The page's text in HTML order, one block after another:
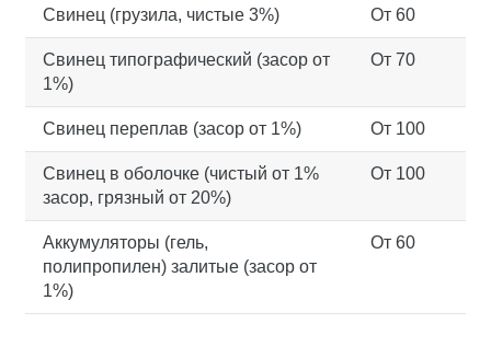
Свинец (грузила, чистые 3%) От 60
Свинец типографический (засор от
1%)
От 70
Свинец переплав (засор от 1%) От 100
Свинец в оболочке (чистый от 1%
засор, грязный от 20%)
От 100
Аккумуляторы (гель,
полипропилен) залитые (засор от
1%)
От 60